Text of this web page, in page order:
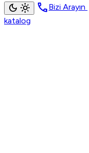
dark_mode light_mode callBizi Arayın
katalog